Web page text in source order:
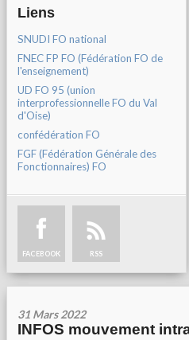
Liens
SNUDI FO national
FNEC FP FO (Fédération FO de
l'enseignement)
UD FO 95 (union
interprofessionnelle FO du Val
d'Oise)
confédération FO
FGF (Fédération Générale des
Fonctionnaires) FO
FACEBOOK RSS
31 Mars 2022
INFOS mouvement